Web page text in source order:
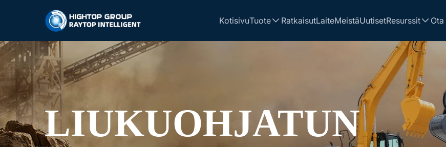
KotisivuTuote RatkaisutLaiteMeistäUutisetResurssit
LIUKUOHJATUN